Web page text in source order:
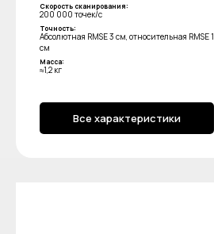
Скорость сканирования:
200 000 точек/с
Точность:
Абсолютная RMSE 3 см, относительная RMSE 1
см
Масса:
≈1,2 кг
Все характеристики